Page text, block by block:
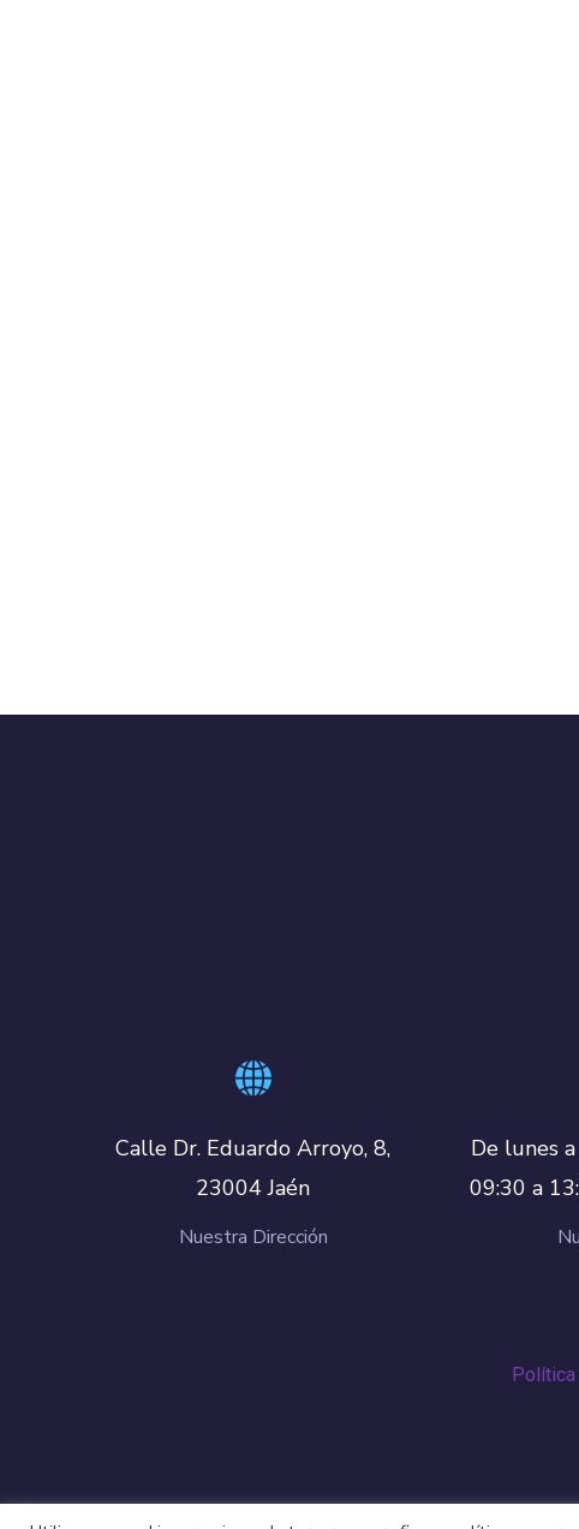
Calle Dr. Eduardo Arroyo, 8,
23004 Jaén
Nuestra Dirección
De lunes
09:30 a